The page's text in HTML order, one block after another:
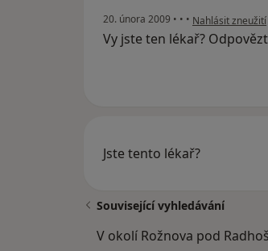
20. února 2009 • • • podle názoru
Nahlásit zneužití
Vy jste ten lékař?
Jste tento lékař?
Související vyhledávání
V okolí Rožnova pod